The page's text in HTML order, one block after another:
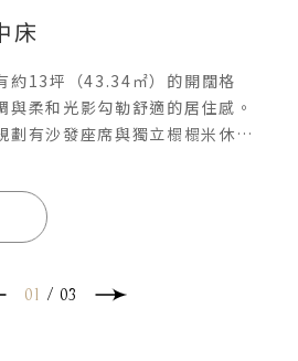
床
約13坪（43.34㎡）的開闊格
與柔和光影勾勒舒適的居住感。
劃有沙發座席與獨立榻榻米休憩
式質感與現代機能交織的空間
鬆的旅宿時光。 空間大小：
床
01 / 03